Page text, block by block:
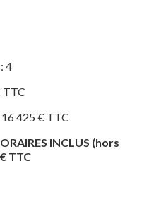
4
TTC
425 € TTC
INCLUS (hors
TTC